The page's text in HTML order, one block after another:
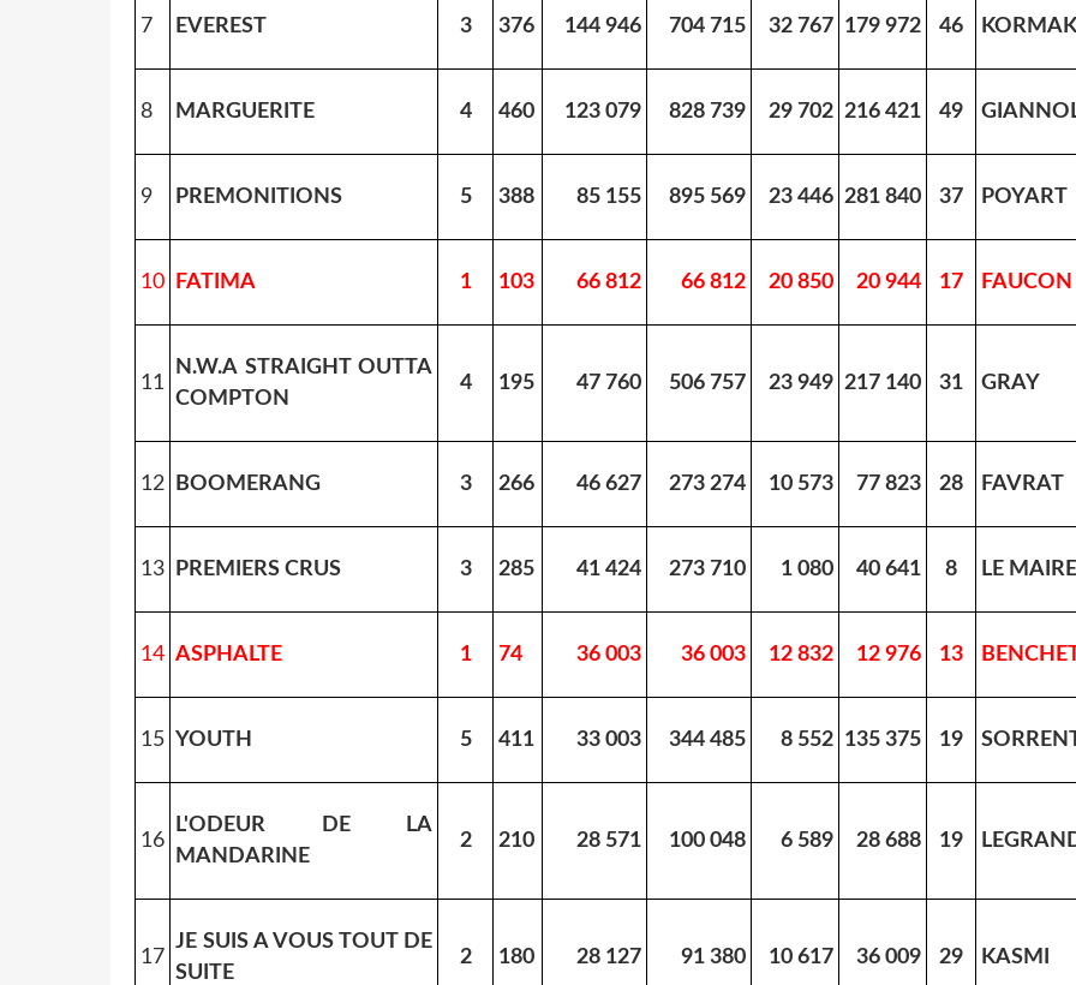
7 EVEREST 3 376 144 946 704 715 32 767 179 972 46
8 MARGUERITE 4 460 123 079 828 739 29 702 216 421 49
9 PREMONITIONS 5 388 85 155 895 569 23 446 281 840 37 POYART
10 FATIMA 1 103 66 812 66 812 20 850 20 944 17 FAUCON
11
N.W.A STRAIGHT OUTTA
COMPTON
4 195 47 760 506 757 23 949 217 140 31 GRAY
12 BOOMERANG 3 266 46 627 273 274 10 573 77 823 28 FAVRAT
13 PREMIERS CRUS 3 285 41 424 273 710 1 080 40 641 8 LE MAIRE
14 ASPHALTE 1 74 36 003 36 003 12 832 12 976 13
15 YOUTH 5 411 33 003 344 485 8 552 135 375 19
16
L'ODEUR DE LA
MANDARINE
2 210 28 571 100 048 6 589 28 688 19
17
JE SUIS A VOUS TOUT DE
SUITE
2 180 28 127 91 380 10 617 36 009 29 KASMI